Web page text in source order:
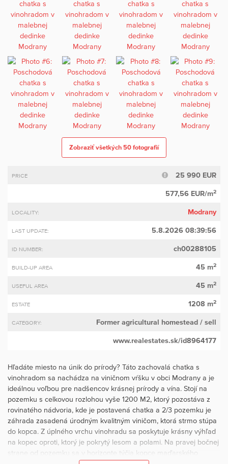
Zobraziť všetkých 50 fotografií
PRICE 25 990 EUR
577,56 EUR/m2
LOCALITY: Modrany
LAST UPDATE: 5.8.2026 08:39:56
ID NUMBER: ch00288105
BUILD-UP AREA 45 m2
USEFUL AREA 45 m2
ESTATE 1208 m2
CATEGORY: Former agricultural homestead / sell
www.realestates.sk/id8964177
Hľadáte miesto na únik do prírody? Táto zachovalá chatka s
vinohradom sa nachádza na viničnom vŕšku v obci Modrany a je
ideálnou voľbou pre nadšencov krásnej prírody a vína. Stojí na
pozemku s celkovou rozlohou vyše 1200 M2, ktorý pozostáva z
rovinatého nádvoria, kde je postavená chatka a 2/3 pozemku je
záhrada zasadená úrodným kvalitným viničom, ktorá strmo stúpa
do kopca. Z úplného vrchu vinohradu sa poskytuje krásny výhľad
na kopec oproti, ktorý je pokrytý lesom a polami. Na pravej bočnej
strane od pozemku sa v horizonte týčia kopce maďarského